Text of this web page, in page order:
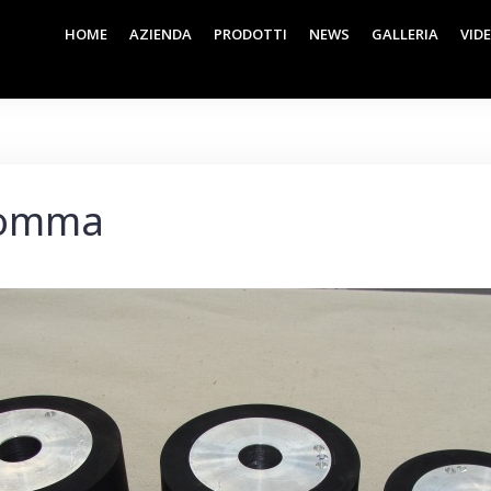
HOME AZIENDA PRODOTTI NEWS GALLERIA